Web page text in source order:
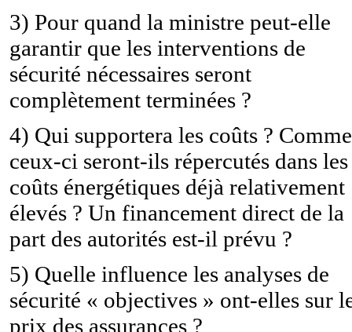
3) Pour quand la ministre peut-elle
garantir que les interventions de
sécurité nécessaires seront
complètement terminées ?
4) Qui supportera les coûts ?
ceux-ci seront-ils répercutés dans les
coûts énergétiques déjà relativement
élevés ? Un financement direct de la
part des autorités est-il prévu ?
5) Quelle influence les analyses de
sécurité « objectives » ont-elles sur
prix des assurances ?